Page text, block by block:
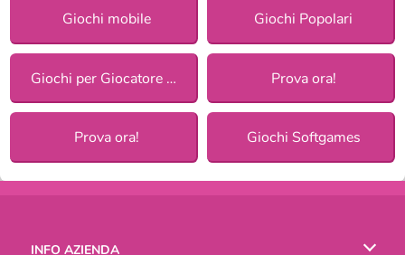
Giochi mobile Giochi Popolari
Giochi per Giocatore Singolo Prova ora!
Prova ora! Giochi Softgames
INFO AZIENDA